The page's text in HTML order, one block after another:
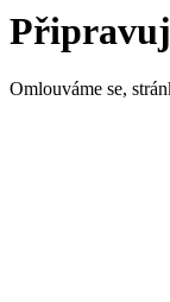
Omlouváme se,